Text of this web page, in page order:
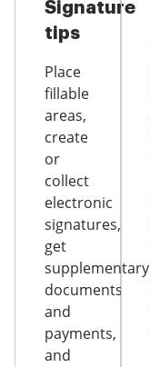
Signature
tips
Place
fillable
areas,
create
or
collect
electronic
signatures,
get
supplementary
documents
and
payments,
and